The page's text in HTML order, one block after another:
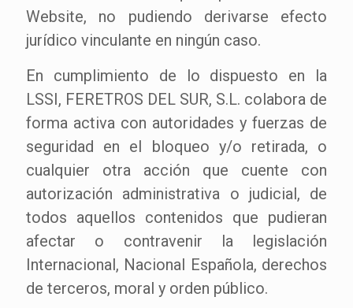
Website, no pudiendo derivarse efecto
jurídico vinculante en ningún caso.
En cumplimiento de lo dispuesto en la
LSSI, FERETROS DEL SUR, S.L. colabora de
forma activa con autoridades y fuerzas de
seguridad en el bloqueo y/o retirada, o
cualquier otra acción que cuente con
autorización administrativa o judicial, de
todos aquellos contenidos que pudieran
afectar o contravenir la legislación
Internacional, Nacional Española, derechos
de terceros, moral y orden público.